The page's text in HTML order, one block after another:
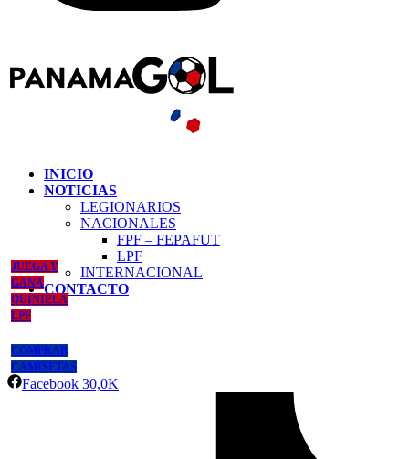
INICIO
NOTICIAS
LEGIONARIOS
NACIONALES
FPF – FEPAFUT
LPF
INTERNACIONAL
CONTACTO
JUEGA Y
GANA
QUINIELA
LPF
COMPRAR
CAMISETAS
Facebook 30,0K